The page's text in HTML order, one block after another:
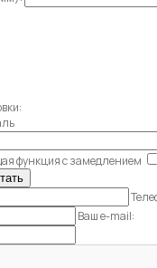
функция с замедлением
Ваш e-mail: